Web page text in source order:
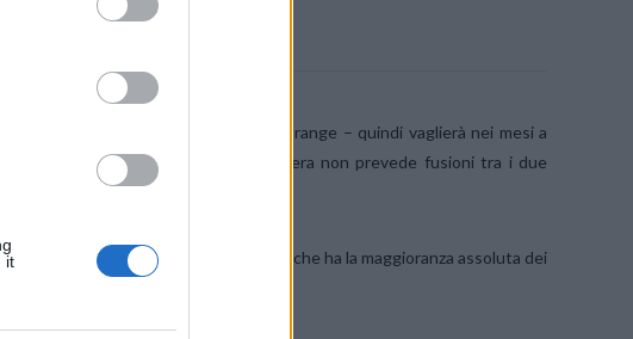
it
Richard, CEO di France Telecom-Orange – quindi vaglierà nei mesi a
per i gestori operanti in Svizzera non prevede fusioni tra i due
in concorrenza con Swisscom, che ha la maggioranza assoluta dei